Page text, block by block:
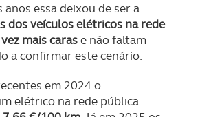
essa deixou de ser a
dos veículos elétricos na rede
mais carase não faltam
a confirmar este cenário.
em 2024 o
elétrico na rede pública